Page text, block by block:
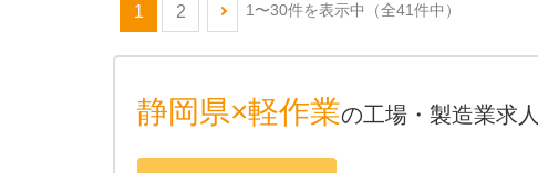
1 2 1〜30件を表示中 （全41件中）
静岡県×軽作業の工場・製造業求人